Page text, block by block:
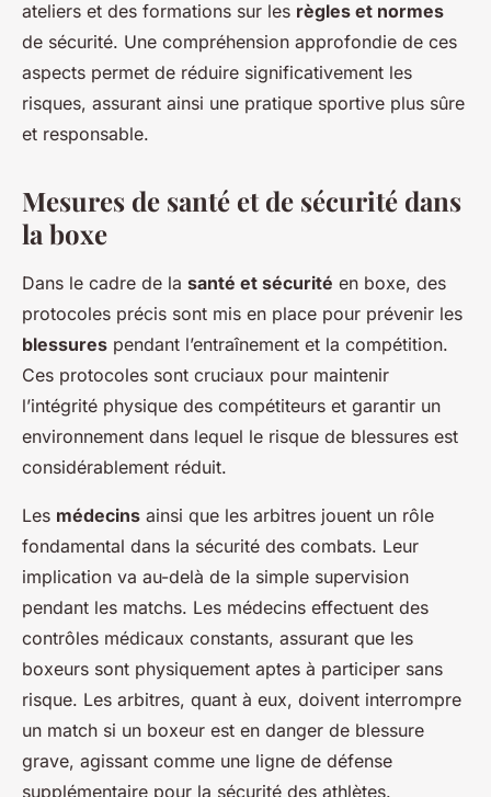
ateliers et des formations sur les règles et normes
de sécurité. Une compréhension approfondie de ces
aspects permet de réduire significativement les
risques, assurant ainsi une pratique sportive plus sûre
et responsable.
Mesures de santé et de sécurité dans
la boxe
Dans le cadre de la santé et sécurité en boxe, des
protocoles précis sont mis en place pour prévenir les
blessures pendant l’entraînement et la compétition.
Ces protocoles sont cruciaux pour maintenir
l’intégrité physique des compétiteurs et garantir un
environnement dans lequel le risque de blessures est
considérablement réduit.
Les médecins ainsi que les arbitres jouent un rôle
fondamental dans la sécurité des combats. Leur
implication va au-delà de la simple supervision
pendant les matchs. Les médecins effectuent des
contrôles médicaux constants, assurant que les
boxeurs sont physiquement aptes à participer sans
risque. Les arbitres, quant à eux, doivent interrompre
un match si un boxeur est en danger de blessure
grave, agissant comme une ligne de défense
supplémentaire pour la sécurité des athlètes.